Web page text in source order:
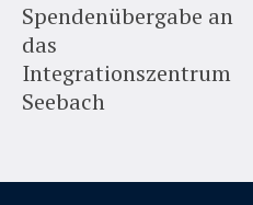
Spendenübergabe an
das
Integrationszentrum
Seebach